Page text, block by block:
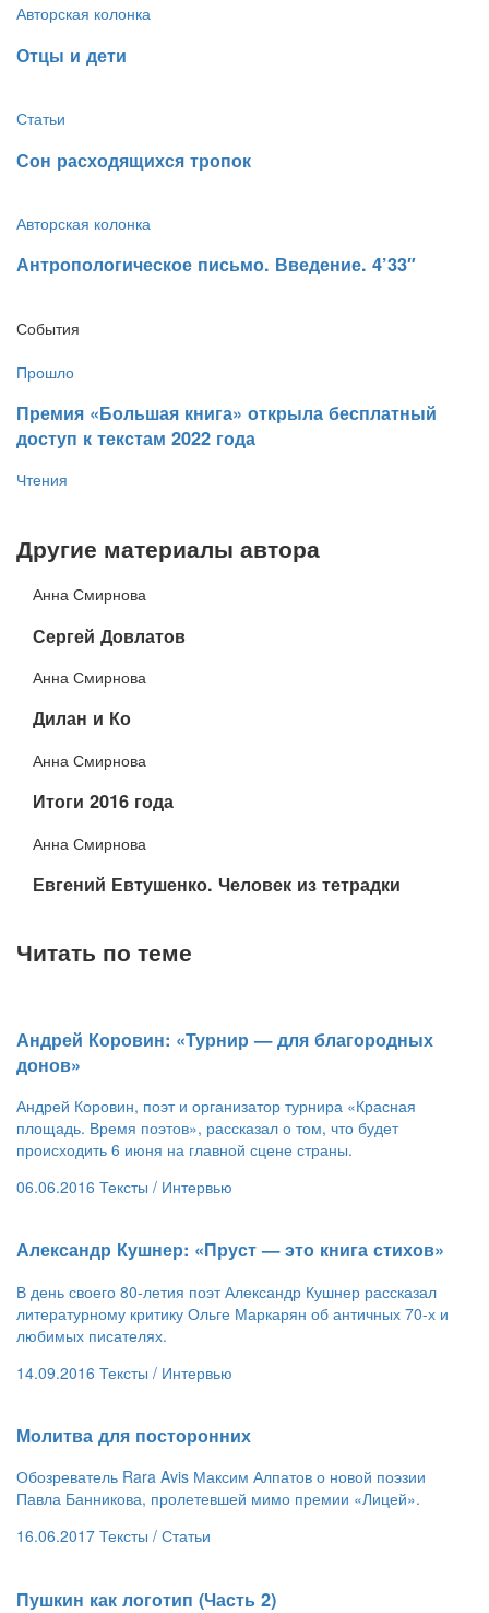
Авторская колонка
​Отцы и дети
Статьи
​Сон расходящихся тропок
Авторская колонка
​Антропологическое письмо. Введение. 4’33″
События
Прошло
​Премия «Большая книга» открыла бесплатный
доступ к текстам 2022 года
Чтения
Другие материалы автора
Анна Смирнова
​Сергей Довлатов
Анна Смирнова
​Дилан и Ко
Анна Смирнова
​Итоги 2016 года
Анна Смирнова
Евгений Евтушенко. Человек из тетрадки
Читать по теме
​Андрей Коровин: «Турнир — для благородных
донов»
Андрей Коровин, поэт и организатор турнира «Красная
площадь. Время поэтов», рассказал о том, что будет
происходить 6 июня на главной сцене страны.
06.06.2016 Тексты / Интервью
​Александр Кушнер: «Пруст — это книга стихов»
В день своего 80-летия поэт Александр Кушнер рассказал
литературному критику Ольге Маркарян об античных 70-х и
любимых писателях.
14.09.2016 Тексты / Интервью
​Молитва для посторонних
Обозреватель Rara Avis Максим Алпатов о новой поэзии
Павла Банникова, пролетевшей мимо премии «Лицей».
16.06.2017 Тексты / Статьи
​Пушкин как логотип (Часть 2)